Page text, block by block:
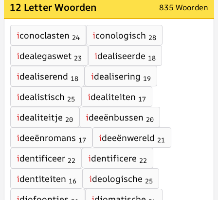
12 Letter Woorden 835 Woorden
iconoclasten 24 iconologisch 28
idealegaswet 23 idealiseerde 18
idealiserend 18 idealisering 19
idealistisch 25 idealiteiten 17
idealiteitje 20 ideeënbussen 20
ideeënromans 17 ideeënwereld 21
identificeer 22 identificere 22
identiteiten 16 ideologische 25